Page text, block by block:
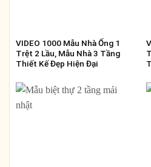
VIDEO 1000 Mẫu Nhà Ống 1
Trệt 2 Lầu, Mẫu Nhà 3 Tầng
Thiết Kế Đẹp Hiện Đại